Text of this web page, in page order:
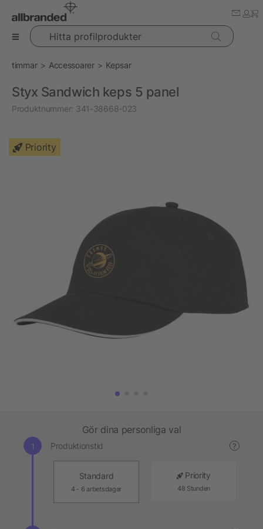
Hitta profilprodukter
timmar Accessoarer Kepsar
Styx Sandwich keps 5 panel
Produktnummer: 341-38668-023
Priority
Gör dina personliga val
Produktionstid ?
Standard
4 - 6 arbetsdagar
Priority
48 Stunden